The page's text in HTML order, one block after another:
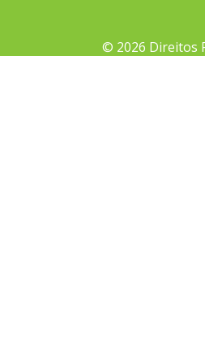
© 2026 Direitos